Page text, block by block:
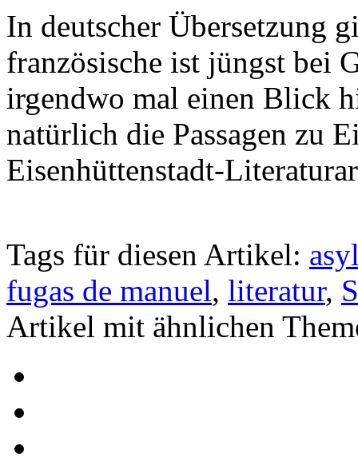
In deutscher Übersetzung
französische ist jüngst bei
irgendwo mal einen Blick
natürlich die Passagen zu
Eisenhüttenstadt-
Tags für diesen Artikel:
fugas de manuel, literatur,
Artikel mit ähnlichen